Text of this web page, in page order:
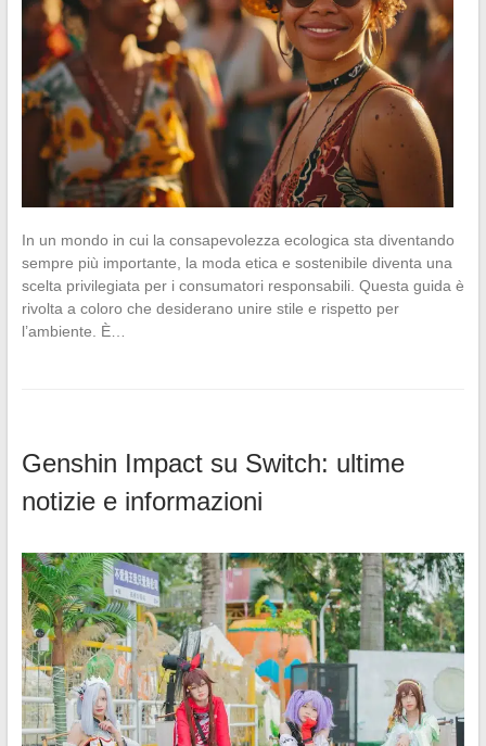
In un mondo in cui la consapevolezza ecologica sta diventando
sempre più importante, la moda etica e sostenibile diventa una
scelta privilegiata per i consumatori responsabili. Questa guida è
rivolta a coloro che desiderano unire stile e rispetto per
l’ambiente. È…
Genshin Impact su Switch: ultime
notizie e informazioni